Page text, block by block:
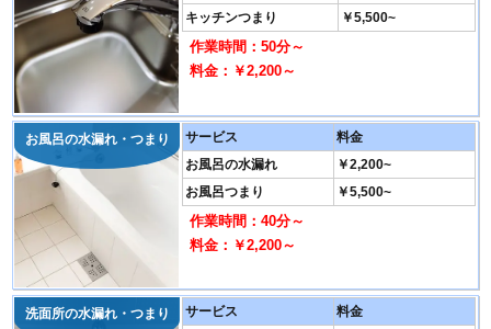
キッチンつまり
￥5,500~
作業時間：50分～
料金：￥2,200～
お風呂の水漏れ・つまり サービス
料金
お風呂の水漏れ
￥2,200~
お風呂つまり
￥5,500~
作業時間：40分～
料金：￥2,200～
洗面所の水漏れ・つまり サービス
料金